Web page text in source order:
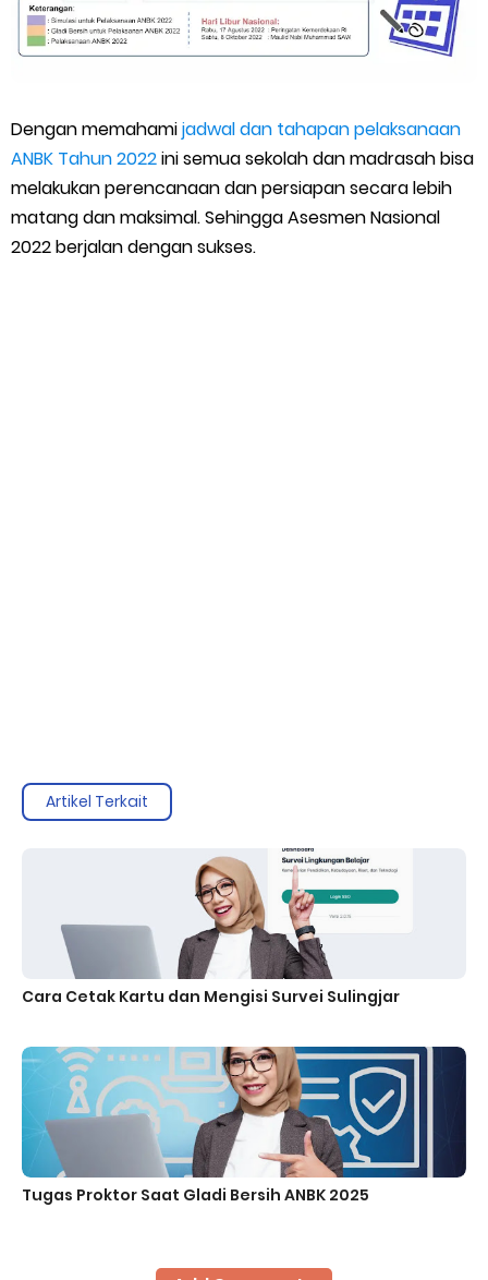
Dengan memahamijadwal dan tahapan pelaksanaan
ANBK Tahun 2022ini semua sekolah dan madrasah bisa
melakukan perencanaan dan persiapan secara lebih
matang dan maksimal. Sehingga Asesmen Nasional
2022 berjalan dengan sukses.
Artikel Terkait
Cara Cetak Kartu dan Mengisi Survei Sulingjar
Tugas Proktor Saat Gladi Bersih ANBK 2025